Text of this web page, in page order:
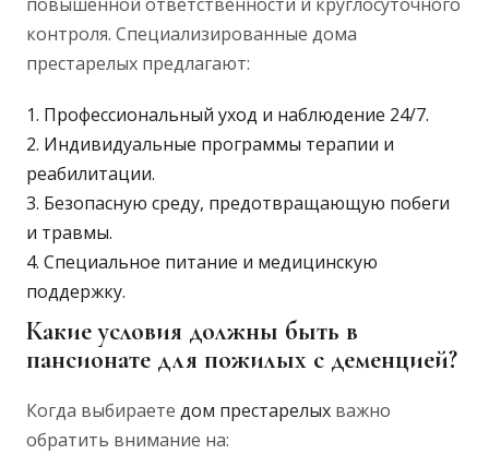
контроля. Специализированные дома
престарелых предлагают:
Профессиональный уход и наблюдение 24/7.
Индивидуальные программы терапии и
реабилитации.
Безопасную среду, предотвращающую побеги
и травмы.
Специальное питание и медицинскую
поддержку.
Какие условия должны быть в
пансионате для пожилых с деменцией?
Когда выбираете дом престарелых важно
обратить внимание на: